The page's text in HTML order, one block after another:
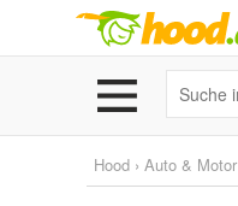
Hood › Auto & Motor